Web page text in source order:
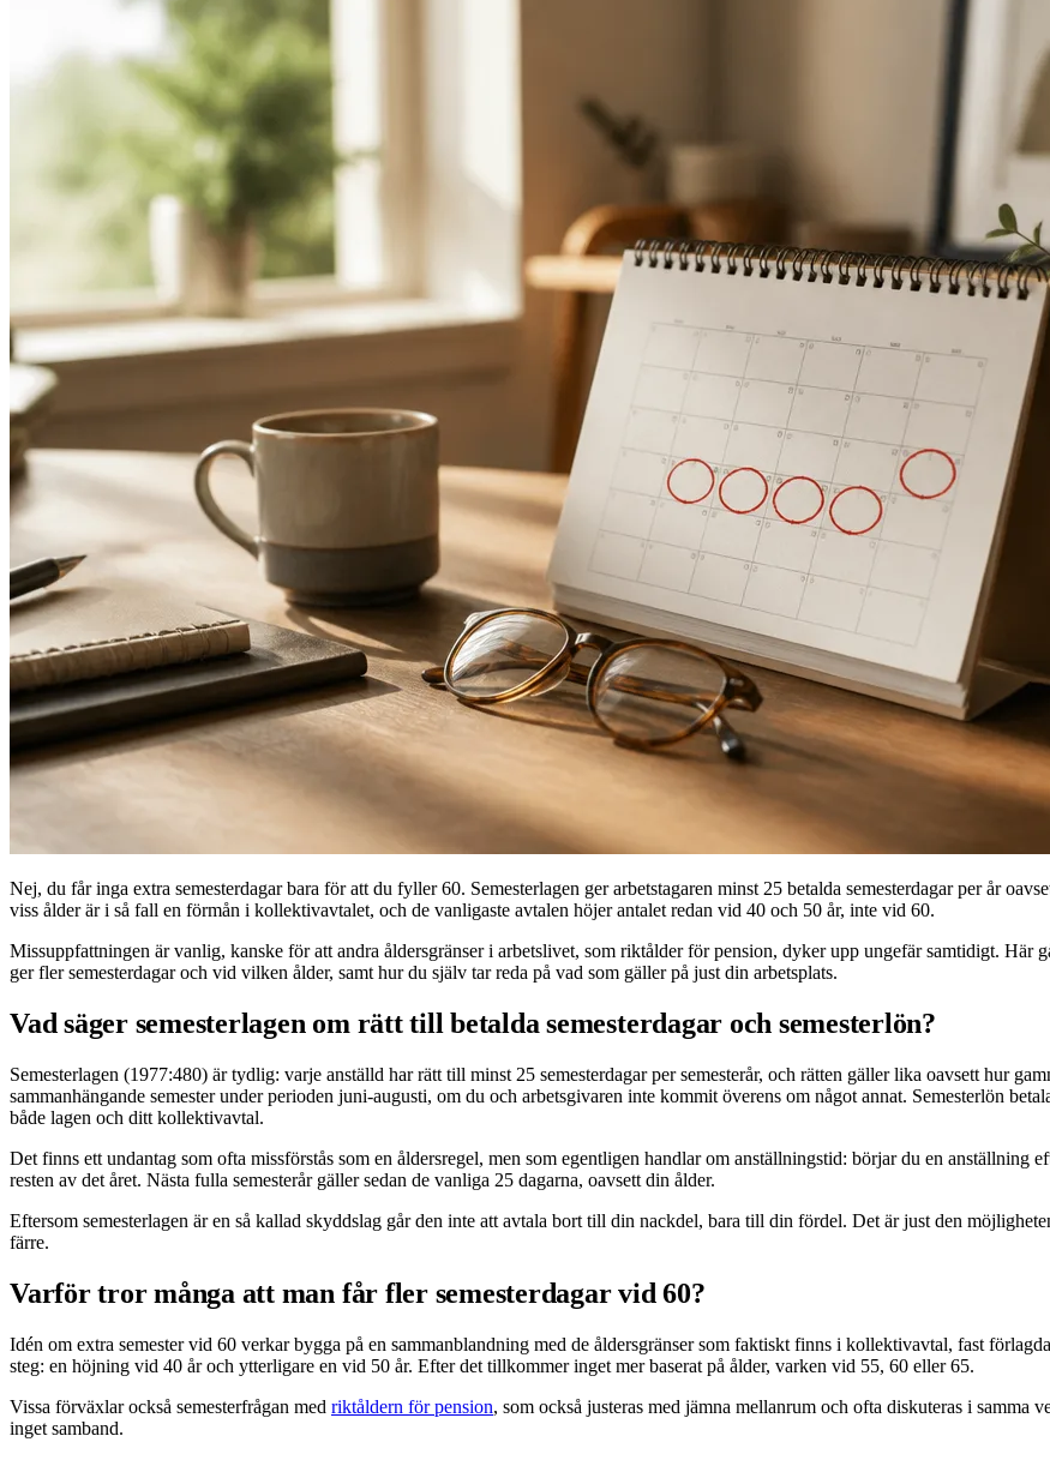
Nej, du får inga extra semesterdagar bara för att du fyller 60. Semesterlagen ger arbetstagaren minst 25 betalda semesterdagar per år
viss ålder är i så fall en förmån i kollektivavtalet, och de vanligaste avtalen höjer antalet redan vid 40 och 50 år, inte vid 60.
Missuppfattningen är vanlig, kanske för att andra åldersgränser i arbetslivet, som riktålder för pension, dyker upp ungefär samtidigt. Här
ger fler semesterdagar och vid vilken ålder, samt hur du själv tar reda på vad som gäller på just din arbetsplats.
Vad säger semesterlagen om rätt till betalda semesterdagar och semesterlön?
Semesterlagen (1977:480) är tydlig: varje anställd har rätt till minst 25 semesterdagar per semesterår, och rätten gäller lika oavsett hur
sammanhängande semester under perioden juni-augusti, om du och arbetsgivaren inte kommit överens om något annat. Semesterlön
både lagen och ditt kollektivavtal.
Det finns ett undantag som ofta missförstås som en åldersregel, men som egentligen handlar om anställningstid: börjar du en anställning
resten av det året. Nästa fulla semesterår gäller sedan de vanliga 25 dagarna, oavsett din ålder.
Eftersom semesterlagen är en så kallad skyddslag går den inte att avtala bort till din nackdel, bara till din fördel. Det är just den
färre.
Varför tror många att man får fler semesterdagar vid 60?
Idén om extra semester vid 60 verkar bygga på en sammanblandning med de åldersgränser som faktiskt finns i kollektivavtal, fast
steg: en höjning vid 40 år och ytterligare en vid 50 år. Efter det tillkommer inget mer baserat på ålder, varken vid 55, 60 eller 65.
Vissa förväxlar också semesterfrågan med riktåldern för pension, som också justeras med jämna mellanrum och ofta diskuteras i
inget samband.